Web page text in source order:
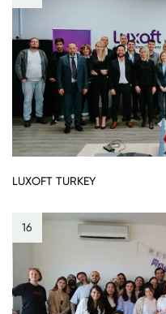
LUXOFT TURKEY
16